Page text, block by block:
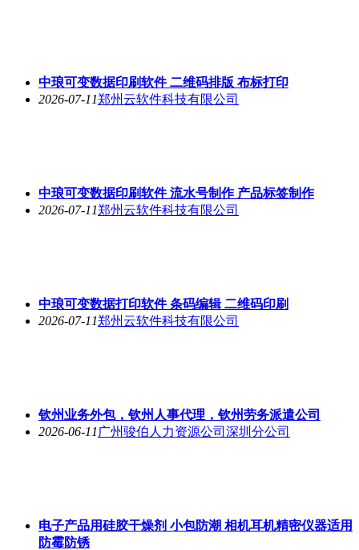
中琅可变数据印刷软件 二维码排版 布标打印
2026-07-11郑州云软件科技有限公司
中琅可变数据印刷软件 流水号制作 产品标签制作
2026-07-11郑州云软件科技有限公司
中琅可变数据打印软件 条码编辑 二维码印刷
2026-07-11郑州云软件科技有限公司
钦州业务外包，钦州人事代理，钦州劳务派遣公司
2026-06-11 广州骏伯人力资源公司深圳分公司
电子产品用硅胶干燥剂 小包防潮 相机耳机精密仪器适用
防霉防锈